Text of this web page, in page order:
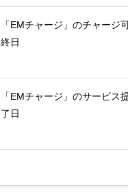
「EMチャージ」のチャージ
終日
「EMチャージ」のサービス
了日